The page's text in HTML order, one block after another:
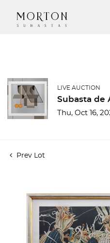
LIVE AUCTION
Subasta de
Thu, Oct 16,
Prev Lot